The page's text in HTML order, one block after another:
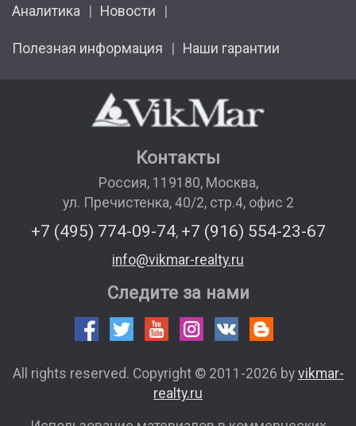
Аналитика Новости
Полезная информация Наши гарантии
Контакты
Россия, 119180, Москва,
ул. Пречистенка, 40/2, стр.4, офис 2
+7 (495) 774-09-74, +7 (916) 554-23-67
info@vikmar-realty.ru
Следите за нами
All rights reserved. Copyright © 2011-2026 by vikmar-
realty.ru